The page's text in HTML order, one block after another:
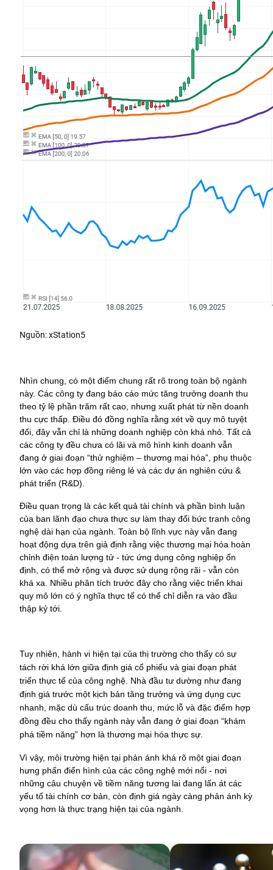
Nguồn: xStation5
Nhìn chung, có một điểm chung rất rõ trong toàn bộ ngành
này. Các công ty đang báo cáo mức tăng trưởng doanh thu
theo tỷ lệ phần trăm rất cao, nhưng xuất phát từ nền doanh
thu cực thấp. Điều đó đồng nghĩa rằng xét về quy mô tuyệt
đối, đây vẫn chỉ là những doanh nghiệp còn khá nhỏ. Tất cả
các công ty đều chưa có lãi và mô hình kinh doanh vẫn
đang ở giai đoạn “thử nghiệm – thương mại hóa”, phụ thuộc
lớn vào các hợp đồng riêng lẻ và các dự án nghiên cứu &
phát triển (R&D).
Điều quan trọng là các kết quả tài chính và phần bình luận
của ban lãnh đạo chưa thực sự làm thay đổi bức tranh công
nghệ dài hạn của ngành. Toàn bộ lĩnh vực này vẫn đang
hoạt động dựa trên giả định rằng việc thương mại hóa hoàn
chỉnh điện toán lượng tử - tức ứng dụng công nghiệp ổn
định, có thể mở rộng và được sử dụng rộng rãi - vẫn còn
khá xa. Nhiều phân tích trước đây cho rằng việc triển khai
quy mô lớn có ý nghĩa thực tế có thể chỉ diễn ra vào đầu
thập kỷ tới.
Tuy nhiên, hành vi hiện tại của thị trường cho thấy có sự
tách rời khá lớn giữa định giá cổ phiếu và giai đoạn phát
triển thực tế của công nghệ. Nhà đầu tư dường như đang
định giá trước một kịch bản tăng trưởng và ứng dụng cực
nhanh, mặc dù cấu trúc doanh thu, mức lỗ và đặc điểm hợp
đồng đều cho thấy ngành này vẫn đang ở giai đoạn “khám
phá tiềm năng” hơn là thương mại hóa thực sự.
Vì vậy, môi trường hiện tại phản ánh khá rõ một giai đoạn
hưng phấn điển hình của các công nghệ mới nổi - nơi
những câu chuyện về tiềm năng tương lai đang lấn át các
yếu tố tài chính cơ bản, còn định giá ngày càng phản ánh kỳ
vọng hơn là thực trạng hiện tại của ngành.